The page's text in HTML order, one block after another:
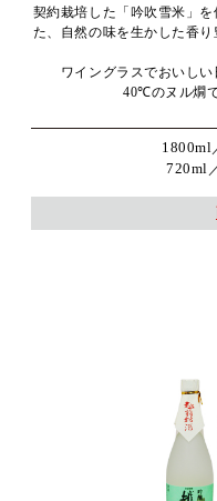
契約栽培した「吟吹雪米」
た、自然の味を生かした香
ワイングラスでおいしい
40℃のヌル燗
720ml